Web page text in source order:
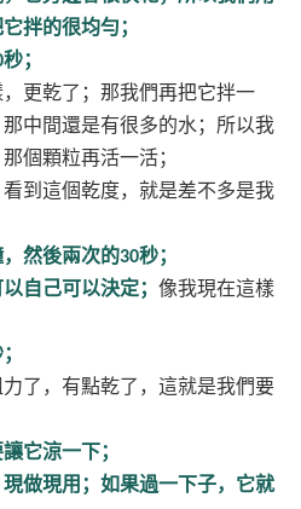
拌的很均勻；
秒；
更乾了；那我們再把它拌一
中間還是有很多的水；所以我
個顆粒再活一活；
看到這個乾度，就是差不多是我
然後兩次的30秒；
自己可以決定； 像我現在這樣
了，有點乾了，這就是我們要
它涼一下；
做現用；如果過一下子，它就